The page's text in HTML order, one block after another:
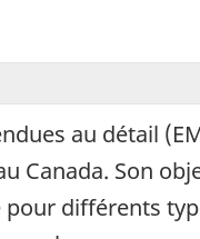
au détail
Canada. Son
différents